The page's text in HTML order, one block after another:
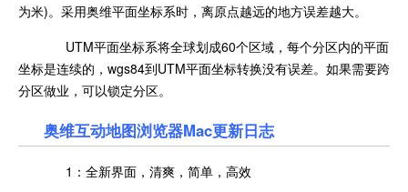
为米)。采用奥维平面坐标系时，离原点越远的地方误差越大。
UTM平面坐标系将全球划成60个区域，每个分区内的平面
坐标是连续的，wgs84到UTM平面坐标转换没有误差。如果需要跨
分区做业，可以锁定分区。
奥维互动地图浏览器Mac更新日志
1：全新界面，清爽，简单，高效